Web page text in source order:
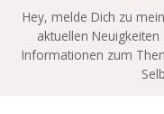
Hey, melde Dich zu
aktuellen
Informationen zum